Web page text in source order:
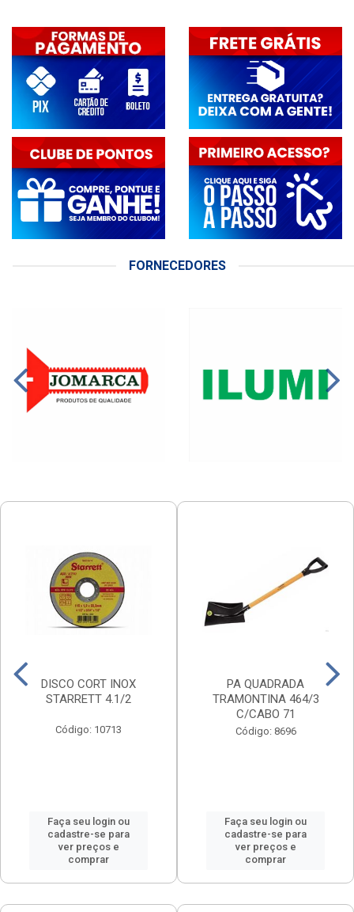
FORNECEDORES
DISCO CORT INOX
STARRETT 4.1/2
Código: 10713
Faça seu login ou
cadastre-se para
ver preços e
comprar
PA QUADRADA
TRAMONTINA 464/3
C/CABO 71
Código: 8696
Faça seu login ou
cadastre-se para
ver preços e
comprar